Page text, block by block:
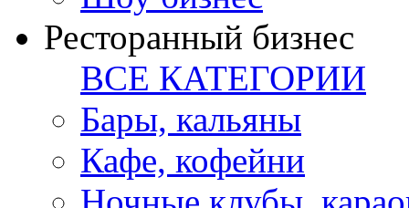
Ресторанный бизнес
ВСЕ КАТЕГОРИИ
Бары, кальяны
Кафе, кофейни